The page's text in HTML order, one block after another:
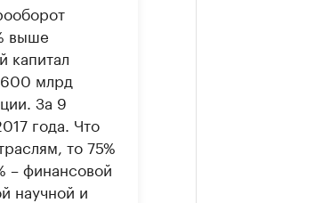
выше
капитал
600 млрд
За 9
года. Что
то 75%
– финансовой
научной и